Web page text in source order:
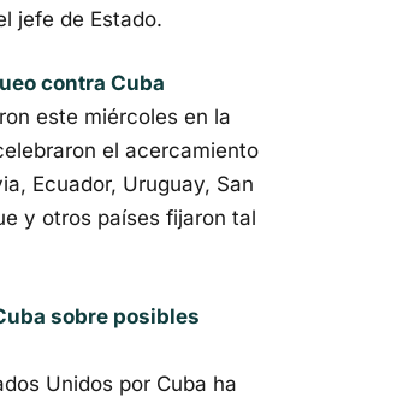
jefe de Estado.
contra Cuba
este miércoles en la
el acercamiento
Ecuador, Uruguay, San
y otros países fijaron tal
sobre posibles
Unidos por Cuba ha